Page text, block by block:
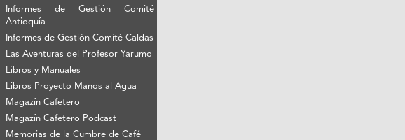
Informes de Gestión Comité
Antioquía
Informes de Gestión Comité Caldas
Las Aventuras del Profesor Yarumo
Libros y Manuales
Libros Proyecto Manos al Agua
Magazín Cafetero
Magazín Cafetero Podcast
Memorias de la Cumbre de Café